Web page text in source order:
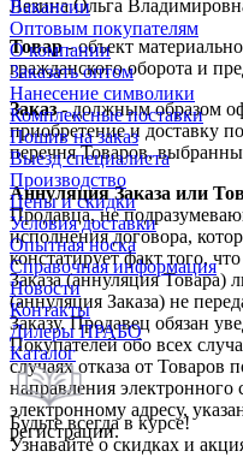
Лезина Ольга
Товар- объект
гражданского оборота и
Заказ- должным образом
приобретение и доставку
перечня Товаров,
Аннуляция Заказа или
Продавца, не
исполнения договора,
констатирует факт того,
Заказа (аннуляция Товара)
(аннуляция Заказа) не
Заказу. Продавец обязан
Покупателей обо всех
случаях отказа от Товаров
направления
электронному адресу,
регистрации.
Вакансии
Оптовым покупателям
О компании
Заказать оптом
Нанесение символики
Комплексные поставки
Пошив на заказ
Выезд специалиста
Производство
Цены и скидки
Условия доставки
Опытная носка
Справочная информация
Новости
Контакты
Дилеры ПРАБО
Каталог
Будьте всегда в курсе!
Узнавайте о скидках и